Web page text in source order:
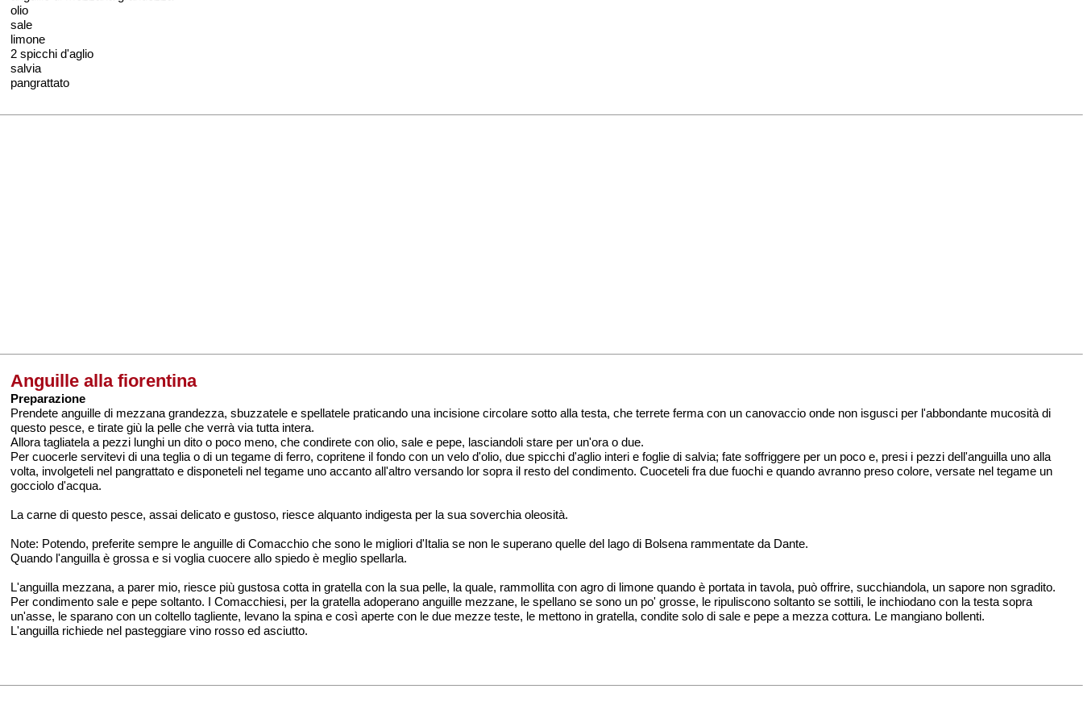
olio
sale
limone
2 spicchi d'aglio
salvia
pangrattato
Anguille alla fiorentina
Preparazione
Prendete anguille di mezzana grandezza, sbuzzatele e spellatele praticando una incisione circolare sotto alla testa, che terrete ferma con un canovaccio onde non isgusci per l'abbondante mucosità di
questo pesce, e tirate giù la pelle che verrà via tutta intera.
Allora tagliatela a pezzi lunghi un dito o poco meno, che condirete con olio, sale e pepe, lasciandoli stare per un'ora o due.
Per cuocerle servitevi di una teglia o di un tegame di ferro, copritene il fondo con un velo d'olio, due spicchi d'aglio interi e foglie di salvia; fate soffriggere per un poco e, presi i pezzi dell'anguilla uno alla
volta, involgeteli nel pangrattato e disponeteli nel tegame uno accanto all'altro versando lor sopra il resto del condimento. Cuoceteli fra due fuochi e quando avranno preso colore, versate nel tegame un
gocciolo d'acqua.
La carne di questo pesce, assai delicato e gustoso, riesce alquanto indigesta per la sua soverchia oleosità.
Note: Potendo, preferite sempre le anguille di Comacchio che sono le migliori d'Italia se non le superano quelle del lago di Bolsena rammentate da Dante.
Quando l'anguilla è grossa e si voglia cuocere allo spiedo è meglio spellarla.
L'anguilla mezzana, a parer mio, riesce più gustosa cotta in gratella con la sua pelle, la quale, rammollita con agro di limone quando è portata in tavola, può offrire, succhiandola, un sapore non sgradito.
Per condimento sale e pepe soltanto. I Comacchiesi, per la gratella adoperano anguille mezzane, le spellano se sono un po' grosse, le ripuliscono soltanto se sottili, le inchiodano con la testa sopra
un'asse, le sparano con un coltello tagliente, levano la spina e così aperte con le due mezze teste, le mettono in gratella, condite solo di sale e pepe a mezza cottura. Le mangiano bollenti.
L'anguilla richiede nel pasteggiare vino rosso ed asciutto.